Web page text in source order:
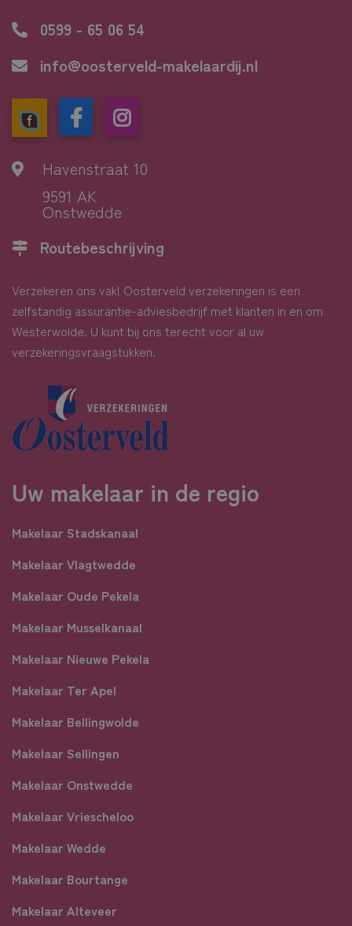
0599 - 65 06 54
info@oosterveld-makelaardij.nl
Havenstraat 10
9591 AK
Onstwedde
Routebeschrijving
Verzekeren ons vak! Oosterveld verzekeringen is een
zelfstandig assurantie-adviesbedrijf met klanten in en om
Westerwolde. U kunt bij ons terecht voor al uw
verzekeringsvraagstukken.
Uw makelaar in de regio
Makelaar Stadskanaal
Makelaar Vlagtwedde
Makelaar Oude Pekela
Makelaar Musselkanaal
Makelaar Nieuwe Pekela
Makelaar Ter Apel
Makelaar Bellingwolde
Makelaar Sellingen
Makelaar Onstwedde
Makelaar Vriescheloo
Makelaar Wedde
Makelaar Bourtange
Makelaar Alteveer